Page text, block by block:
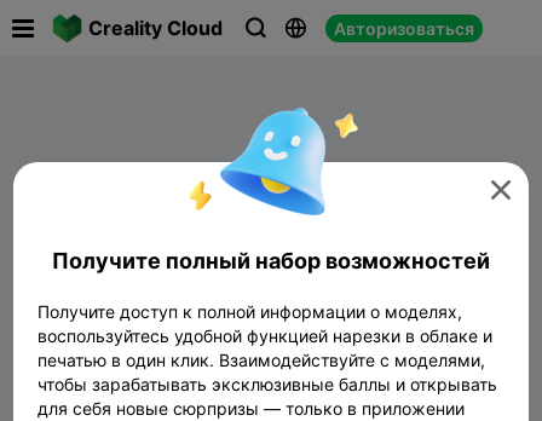
Creality Cloud   Авторизоваться
Нет данных

Получите полный набор возможностей
Получите доступ к полной информации о моделях,
воспользуйтесь удобной функцией нарезки в облаке и
печатью в один клик. Взаимодействуйте с моделями,
чтобы зарабатывать эксклюзивные баллы и открывать
для себя новые сюрпризы — только в приложении